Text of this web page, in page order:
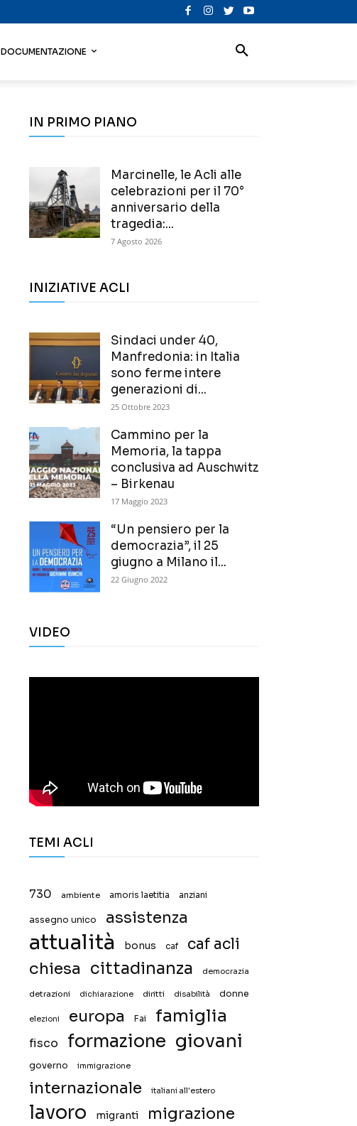
DOCUMENTAZIONE
IN PRIMO PIANO
Marcinelle, le Acli alle
celebrazioni per il 70°
anniversario della
tragedia:...
7 Agosto 2026
INIZIATIVE ACLI
Sindaci under 40,
Manfredonia: in Italia
sono ferme intere
generazioni di...
25 Ottobre 2023
Cammino per la
Memoria, la tappa
conclusiva ad Auschwitz
– Birkenau
17 Maggio 2023
“Un pensiero per la
democrazia”, il 25
giugno a Milano il...
22 Giugno 2022
VIDEO
TEMI ACLI
730 ambiente amoris laetitia anziani
assegno unico assistenza
attualità bonus caf caf acli
chiesa cittadinanza democrazia
detrazioni dichiarazione diritti disabilità donne
elezioni europa Fai famiglia
fisco formazione giovani
governo immigrazione
internazionale italiani all'estero
lavoro migranti
migrazione